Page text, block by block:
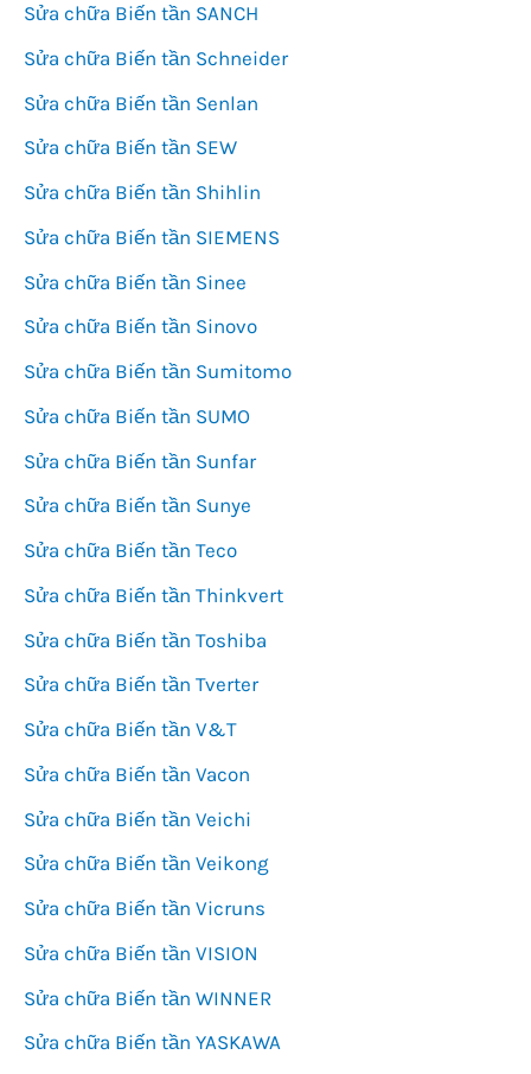
Sửa chữa Biến tần SANCH
Sửa chữa Biến tần Schneider
Sửa chữa Biến tần Senlan
Sửa chữa Biến tần SEW
Sửa chữa Biến tần Shihlin
Sửa chữa Biến tần SIEMENS
Sửa chữa Biến tần Sinee
Sửa chữa Biến tần Sinovo
Sửa chữa Biến tần Sumitomo
Sửa chữa Biến tần SUMO
Sửa chữa Biến tần Sunfar
Sửa chữa Biến tần Sunye
Sửa chữa Biến tần Teco
Sửa chữa Biến tần Thinkvert
Sửa chữa Biến tần Toshiba
Sửa chữa Biến tần Tverter
Sửa chữa Biến tần V&T
Sửa chữa Biến tần Vacon
Sửa chữa Biến tần Veichi
Sửa chữa Biến tần Veikong
Sửa chữa Biến tần Vicruns
Sửa chữa Biến tần VISION
Sửa chữa Biến tần WINNER
Sửa chữa Biến tần YASKAWA